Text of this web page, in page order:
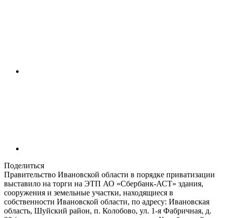
Поделиться
Правительство Ивановской области в порядке приватизации
выставило на торги на ЭТП АО «Сбербанк-АСТ» здания,
сооружения и земельные участки, находящиеся в
собственности Ивановской области, по адресу: Ивановская
область, Шуйский район, п. Колобово, ул. 1-я Фабричная, д.